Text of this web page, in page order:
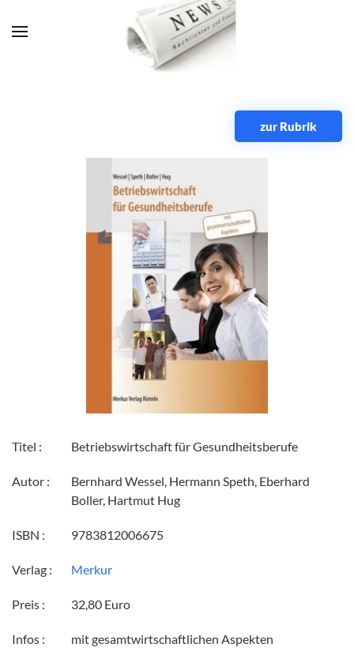
Zum Hauptinhalt springen
zur Rubrik
Titel : Betriebswirtschaft für Gesundheitsberufe
Autor :
Bernhard Wessel, Hermann Speth, Eberhard
Boller, Hartmut Hug
ISBN : 9783812006675
Verlag : Merkur
Preis : 32,80 Euro
Infos : mit gesamtwirtschaftlichen Aspekten